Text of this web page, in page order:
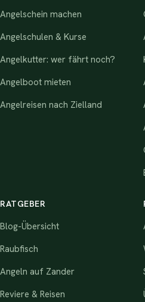
Angelschein machen
Angelschulen & Kurse
Angelkutter: wer fährt noch?
Angelboot mieten
Angelreisen nach Zielland
RATGEBER
Blog-Übersicht
Raubfisch
Angeln auf Zander
Reviere & Reisen